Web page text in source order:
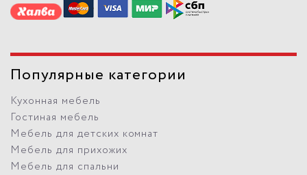
Популярные категории
Кухонная мебель
Гостиная мебель
Мебель для детских комнат
Мебель для прихожих
Мебель для спальни